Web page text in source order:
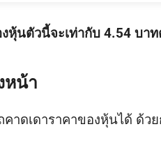
หุ้นตัวนี้จะเท่ากับ 4.54 บา
หน้า
าดเดาราคาของหุ้นได้ ด้วย